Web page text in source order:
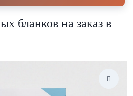
бланков на заказ в